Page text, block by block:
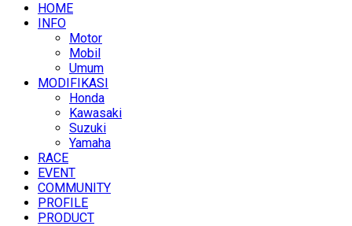
HOME
INFO
Motor
Mobil
Umum
MODIFIKASI
Honda
Kawasaki
Suzuki
Yamaha
RACE
EVENT
COMMUNITY
PROFILE
PRODUCT